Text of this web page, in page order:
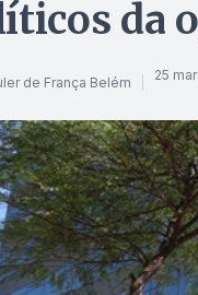
da
de França Belém 25